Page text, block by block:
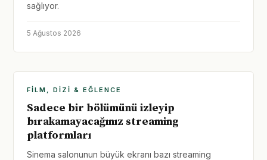
sağlıyor.
5 Ağustos 2026
FILM, DIZI & EĞLENCE
Sadece bir bölümünü izleyip
bırakamayacağınız streaming
platformları
Sinema salonunun büyük ekranı bazı streaming